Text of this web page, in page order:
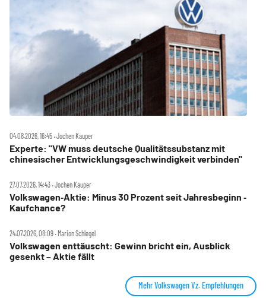
04.08.2026, 16:45 ‧ Jochen Kauper
Experte: "VW muss deutsche Qualitätssubstanz mit
chinesischer Entwicklungsgeschwindigkeit verbinden"
27.07.2026, 14:43 ‧ Jochen Kauper
Volkswagen‑Aktie: Minus 30 Prozent seit Jahresbeginn ‑
Kaufchance?
24.07.2026, 08:09 ‧ Marion Schlegel
Volkswagen enttäuscht: Gewinn bricht ein, Ausblick
gesenkt – Aktie fällt
Mehr Volkswagen Vz. Empfehlungen